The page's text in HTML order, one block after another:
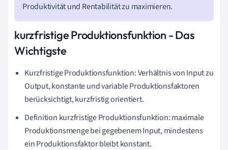
Produktivität und Rentabilität zu maximieren.
kurzfristige Produktionsfunktion - Das
Wichtigste
Kurzfristige Produktionsfunktion: Verhältnis von Input zu
Output, konstante und variable Produktionsfaktoren
berücksichtigt, kurzfristig orientiert.
Definition kurzfristige Produktionsfunktion: maximale
Produktionsmenge bei gegebenem Input, mindestens
ein Produktionsfaktor bleibt konstant.